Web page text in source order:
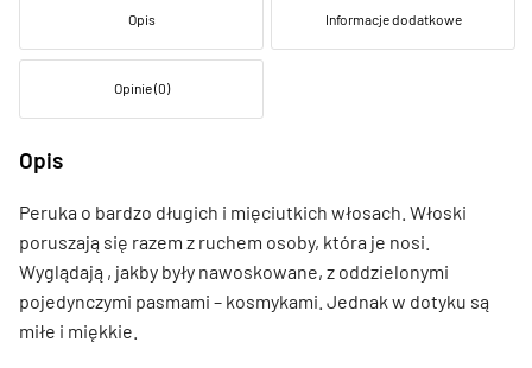
Opis Informacje dodatkowe
Opinie (0)
Opis
Peruka o bardzo długich i mięciutkich włosach. Włoski
poruszają się razem z ruchem osoby, która je nosi.
Wyglądają , jakby były nawoskowane, z oddzielonymi
pojedynczymi pasmami – kosmykami. Jednak w dotyku są
miłe i miękkie.